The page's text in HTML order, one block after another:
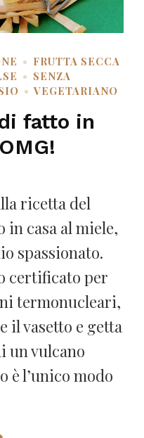
FRUTTA SECCA
SENZA
VEGETARIANO
fatto in
ricetta del
casa al miele,
spassionato.
certificato per
termonucleari,
il vasetto e getta
un vulcano
è l’unico modo